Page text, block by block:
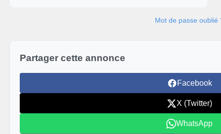
Mot de passe oublié
Partager cette annonce
Facebook
X (Twitter)
WhatsApp